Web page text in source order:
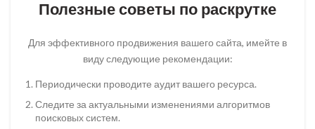
Полезные советы по раскрутке
Для эффективного продвижения вашего сайта, имейте в
виду следующие рекомендации:
Периодически проводите аудит вашего ресурса.
Следите за актуальными изменениями алгоритмов
поисковых систем.